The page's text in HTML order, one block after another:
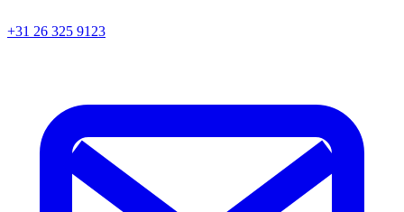
+31 26 325 9123